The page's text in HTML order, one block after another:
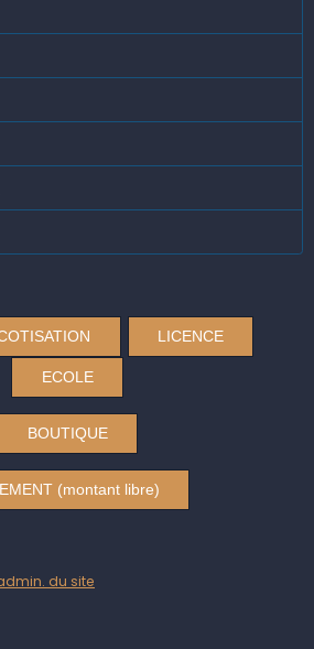
LICENCE
ECOLE
BOUTIQUE
(montant libre)
du site